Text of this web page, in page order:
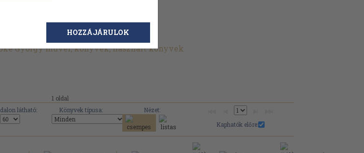
György művei, könyvek, használt könyvek
1 oldal
látható: Könyvek típusa:
Nézet:
Kaphatók előre:
HOZZÁJÁRULOK